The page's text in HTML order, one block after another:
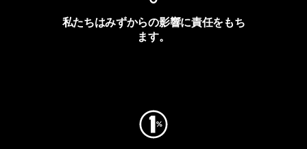
私たちはみずからの影響に責任をもち
ます。